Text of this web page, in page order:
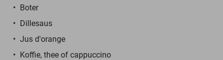
Boter
Dillesaus
Jus d'orange
Koffie, thee of cappuccino